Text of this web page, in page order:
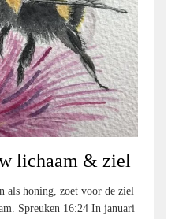
lichaam & ziel
als honing, zoet voor de ziel
Spreuken 16:24 In januari